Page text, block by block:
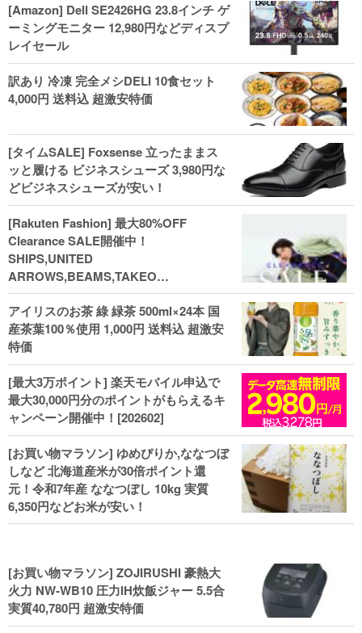
[Amazon] Dell SE2426HG 23.8インチ ゲ
ーミングモニター 12,980円などディスプ
レイセール
訳あり 冷凍 完全メシDELI 10食セット
4,000円 送料込 超激安特価
[タイムSALE] Foxsense 立ったままス
ッと履ける ビジネスシューズ 3,980円な
どビジネスシューズが安い！
[Rakuten Fashion] 最大80%OFF
Clearance SALE開催中！
SHIPS,UNITED
ARROWS,BEAMS,TAKEO
KIKUCHI,COACH,MICHAEL KORSなど
(202602)
アイリスのお茶 綠 緑茶 500ml×24本 国
産茶葉100％使用 1,000円 送料込 超激安
特価
[最大3万ポイント] 楽天モバイル申込で
最大30,000円分のポイントがもらえるキ
ャンペーン開催中！[202602]
[お買い物マラソン] ゆめぴりか,ななつぼ
しなど 北海道産米が30倍ポイント還
元！令和7年産 ななつぼし 10kg 実質
6,350円などお米が安い！
[お買い物マラソン] ZOJIRUSHI 豪熱大
火力 NW-WB10 圧力IH炊飯ジャー 5.5合
実質40,780円 超激安特価